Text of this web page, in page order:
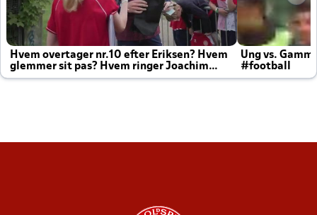
Hvem overtager nr.10 efter Eriksen? Hvem
glemmer sit pas? Hvem ringer Joachim
altid til efter kampe?
Ung vs.
#football